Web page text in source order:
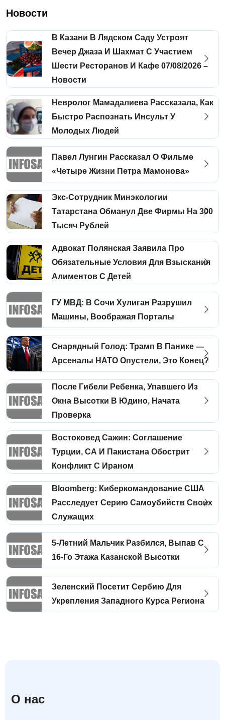
Новости
В Казани В Лядском Саду Устроят
Вечер Джаза И Шахмат С Участием
Шести Ресторанов И Кафе 07/08/2026 –
Новости
Невролог Мамадалиева Рассказала, Как
Быстро Распознать Инсульт У
Молодых Людей
Павел Лунгин Рассказал О Фильме
«Четыре Жизни Петра Мамонова»
Экс-Сотрудник Минэкологии
Татарстана Обманул Две Фирмы На 300
Тысяч Рублей
Адвокат Полянская Заявила Про
Обязательные Условия Для Взыскания
Алиментов С Детей
ГУ МВД: В Сочи Хулиган Разрушил
Машины, Воображая Порталы
Снарядный Голод: Трамп В Панике —
Арсеналы НАТО Опустели, Это Конец?
После Гибели Ребенка, Упавшего Из
Окна Высотки В Юдино, Начата
Проверка
Востоковед Сажин: Соглашение
Турции, СА И Пакистана Обострит
Конфликт С Ираном
Bloomberg: Киберкомандование США
Расследует Серию Самоубийств Своих
Служащих
5-Летний Мальчик Разбился, Выпав С
16-Го Этажа Казанской Высотки
Зеленский Посетит Сербию Для
Укрепления Западного Курса Региона
О нас